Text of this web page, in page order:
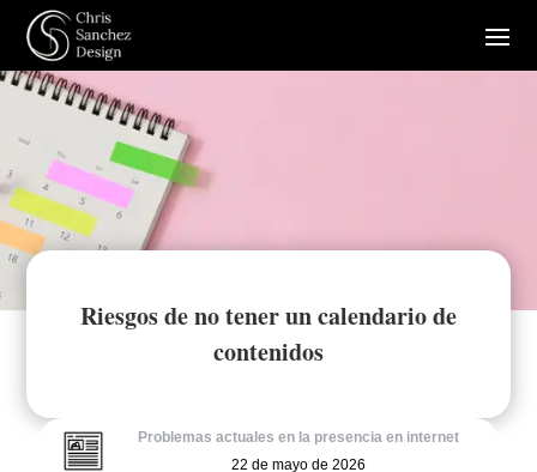
Riesgos de no tener un calendario de
contenidos
Problemas actuales en la presencia en internet
22 de mayo de 2026